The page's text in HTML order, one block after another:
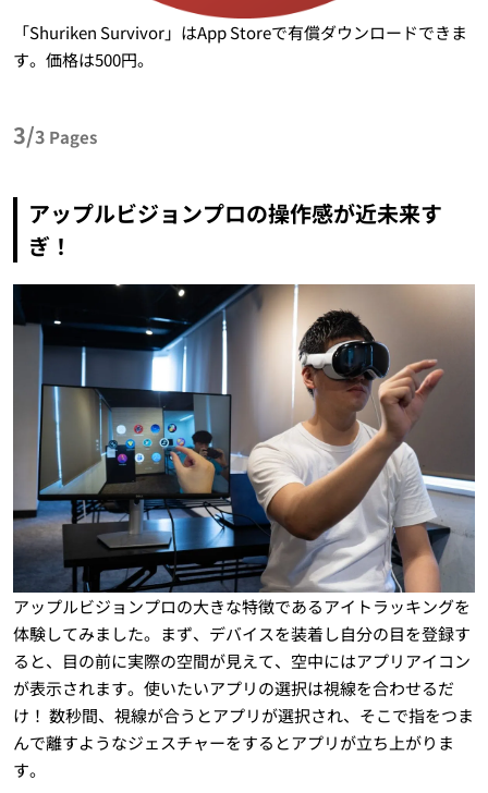
「Shuriken Survivor」はApp Storeで有償ダウンロードできま
す。価格は500円。
3/3 Pages
アップルビジョンプロの操作感が近未来す
ぎ！
アップルビジョンプロの大きな特徴であるアイトラッキングを
体験してみました。まず、デバイスを装着し自分の目を登録す
ると、目の前に実際の空間が見えて、空中にはアプリアイコン
が表示されます。使いたいアプリの選択は視線を合わせるだ
け！ 数秒間、視線が合うとアプリが選択され、そこで指をつま
んで離すようなジェスチャーをするとアプリが立ち上がりま
す。